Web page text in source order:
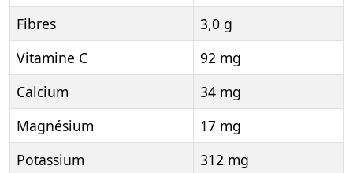
Fibres
3,0 g
Vitamine C
92 mg
Calcium
34 mg
Magnésium
17 mg
Potassium
312 mg